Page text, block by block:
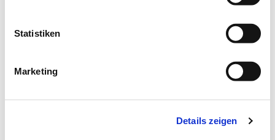
Statistiken
Marketing
Details zeigen
hf-kg-roedinghausen@kirchenkreis-herford.de